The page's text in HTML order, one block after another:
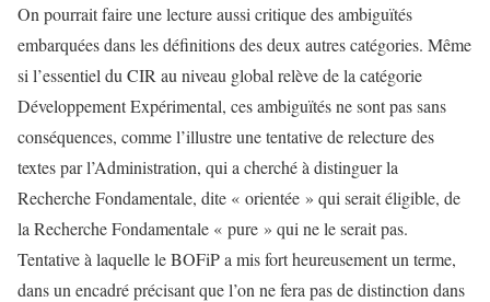
On pourrait faire une lecture aussi critique des ambiguïtés
embarquées dans les définitions des deux autres catégories. Même
si l’essentiel du CIR au niveau global relève de la catégorie
Développement Expérimental, ces ambiguïtés ne sont pas sans
conséquences, comme l’illustre une tentative de relecture des
textes par l’Administration, qui a cherché à distinguer la
Recherche Fondamentale, dite « orientée » qui serait éligible, de
la Recherche Fondamentale « pure » qui ne le serait pas.
Tentative à laquelle le BOFiP a mis fort heureusement un terme,
dans un encadré précisant que l’on ne fera pas de distinction dans